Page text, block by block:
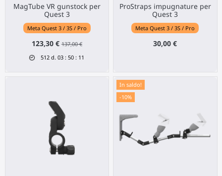
MagTube VR gunstock per
Quest 3
Meta Quest 3 / 3S / Pro
123,30 € 137,00 €
512d. 03: 50: 11
ProStraps impugnature per
Quest 3
Meta Quest 3 / 3S / Pro
30,00 €
In saldo!
-10%